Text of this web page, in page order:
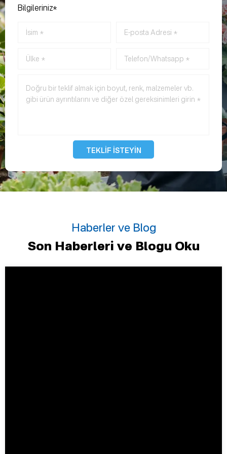
Bilgileriniz*
TEKLİF İSTEYİN
Haberler ve Blog
Son Haberleri ve Blogu Oku